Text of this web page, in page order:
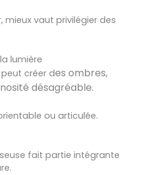
mieux vaut privilégier des
lumière
créer des ombres,
désagréable.
ou articulée.
fait partie intégrante